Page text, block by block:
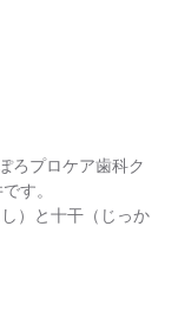
プロケア歯科ク
の筒井です。
）と十干（じっか